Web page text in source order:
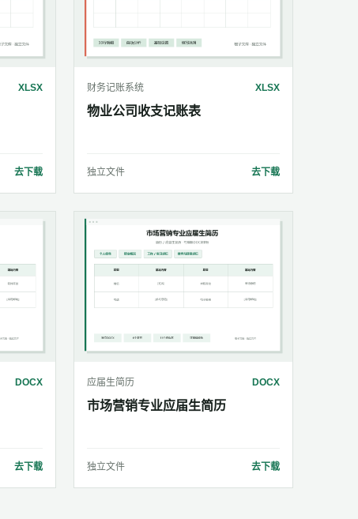
XLSX
去下载
财务记账系统 XLSX
物业公司收支记账表
独立文件 去下载
DOCX
去下载
应届生简历 DOCX
市场营销专业应届生简历
独立文件 去下载